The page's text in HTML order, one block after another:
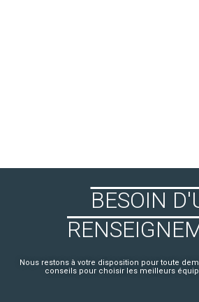
BESOIN
Nous restons à votre disposition pour toute
conseils pour choisir les meilleurs